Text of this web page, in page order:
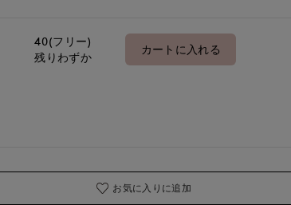
40(フリー)
残りわずか
カートに入れる
お気に入りに追加